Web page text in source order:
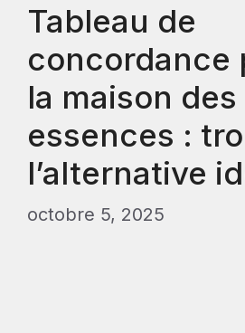
Tableau de
concordance
la maison des
essences :
l’alternative
octobre 5, 2025